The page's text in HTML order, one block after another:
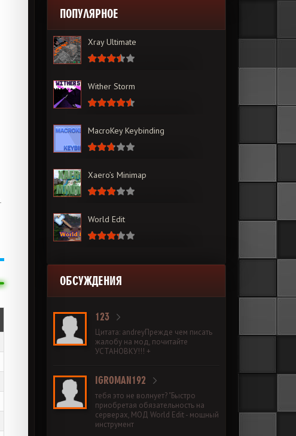
ПОПУЛЯРНОЕ
Xray Ultimate
Wither Storm
MacroKey Keybinding
Xaero’s Minimap
World Edit
ОБСУЖДЕНИЯ
123
Цитата: andreyПрежде чем писать
жалобу на мод, почитайте
УСТАНОВКУ!!! +
IGROMAN192
тебя это не волнует? "Быстро
приобретая обязательность на
серверах, МОД World Edit - мощный
инструмент